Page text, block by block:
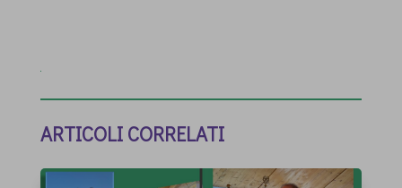
ARTICOLI CORRELATI